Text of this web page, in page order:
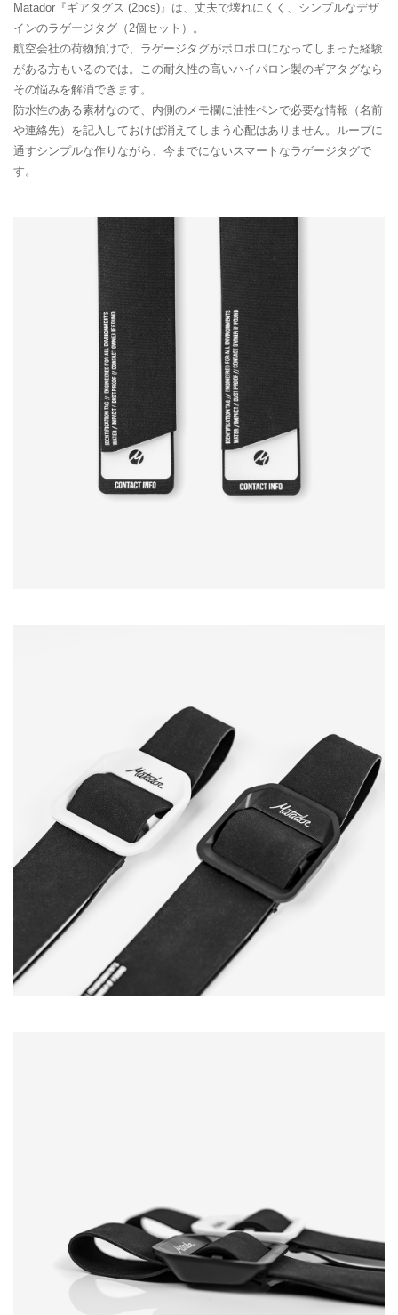
Matador『ギアタグス (2pcs)』は、丈夫で壊れにくく、シンプルなデザ
インのラゲージタグ（2個セット）。
航空会社の荷物預けで、ラゲージタグがボロボロになってしまった経験
がある方もいるのでは。この耐久性の高いハイパロン製のギアタグなら
その悩みを解消できます。
防水性のある素材なので、内側のメモ欄に油性ペンで必要な情報（名前
や連絡先）を記入しておけば消えてしまう心配はありません。ループに
通すシンプルな作りながら、今までにないスマートなラゲージタグで
す。